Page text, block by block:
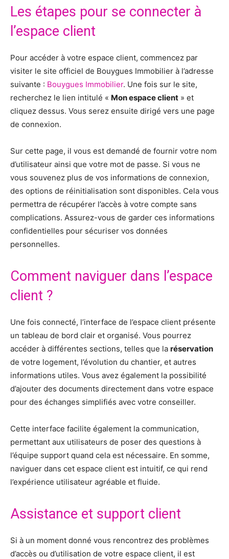
Les étapes pour se connecter à
l’espace client
Pour accéder à votre espace client, commencez par
visiter le site officiel de Bouygues Immobilier à l’adresse
suivante : Bouygues Immobilier. Une fois sur le site,
recherchez le lien intitulé « Mon espace client » et
cliquez dessus. Vous serez ensuite dirigé vers une page
de connexion.
Sur cette page, il vous est demandé de fournir votre nom
d’utilisateur ainsi que votre mot de passe. Si vous ne
vous souvenez plus de vos informations de connexion,
des options de réinitialisation sont disponibles. Cela vous
permettra de récupérer l’accès à votre compte sans
complications. Assurez-vous de garder ces informations
confidentielles pour sécuriser vos données
personnelles.
Comment naviguer dans l’espace
client ?
Une fois connecté, l’interface de l’espace client présente
un tableau de bord clair et organisé. Vous pourrez
accéder à différentes sections, telles que la réservation
de votre logement, l’évolution du chantier, et autres
informations utiles. Vous avez également la possibilité
d’ajouter des documents directement dans votre espace
pour des échanges simplifiés avec votre conseiller.
Cette interface facilite également la communication,
permettant aux utilisateurs de poser des questions à
l’équipe support quand cela est nécessaire. En somme,
naviguer dans cet espace client est intuitif, ce qui rend
l’expérience utilisateur agréable et fluide.
Assistance et support client
Si à un moment donné vous rencontrez des problèmes
d’accès ou d’utilisation de votre espace client, il est